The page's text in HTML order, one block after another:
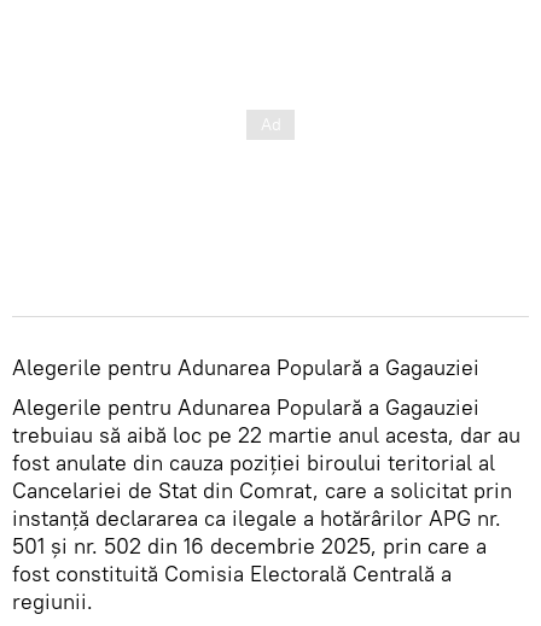
Alegerile pentru Adunarea Populară a Gagauziei
Alegerile pentru Adunarea Populară a Gagauziei
trebuiau să aibă loc pe 22 martie anul acesta, dar au
fost anulate din cauza poziției biroului teritorial al
Cancelariei de Stat din Comrat, care a solicitat prin
instanță declararea ca ilegale a hotărârilor APG nr.
501 și nr. 502 din 16 decembrie 2025, prin care a
fost constituită Comisia Electorală Centrală a
regiunii.